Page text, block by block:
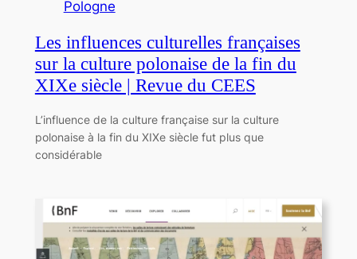
Pologne
Les influences culturelles françaises
sur la culture polonaise de la fin du
XIXe siècle | Revue du CEES
L’influence de la culture française sur la culture
polonaise à la fin du XIXe siècle fut plus que
considérable